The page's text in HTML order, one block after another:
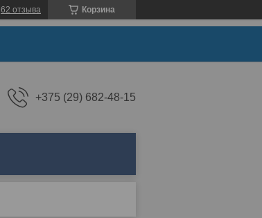
Корзина
62 отзыва
+375 (29) 682-48-15